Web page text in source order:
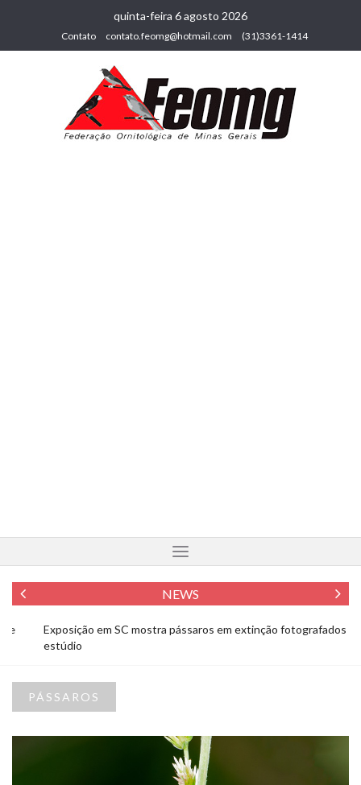
quinta-feira 6 agosto 2026
Contato contato.feomg@hotmail.com (31)3361-1414
NEWS
Exposição em SC mostra pássaros em extinção fotografados em
estúdio
PÁSSAROS